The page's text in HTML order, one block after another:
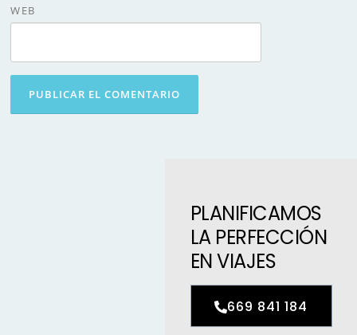
WEB
PLANIFICAMOS
LA PERFECCIÓN
EN VIAJES
669 841 184